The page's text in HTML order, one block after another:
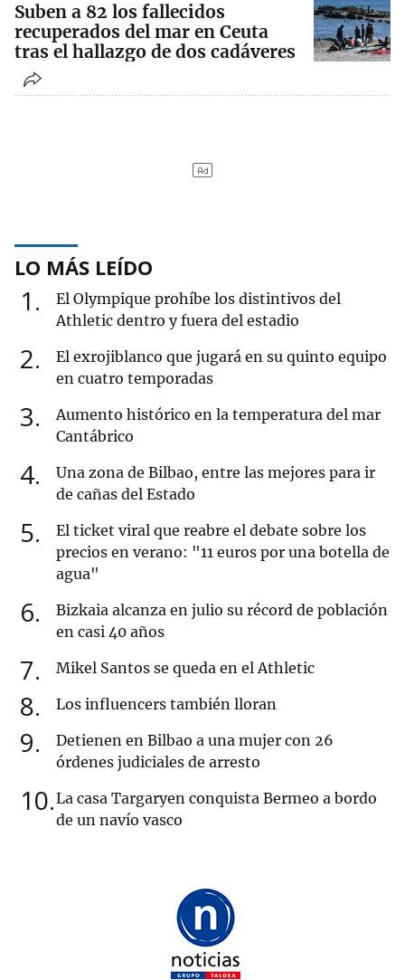
Suben a 82 los fallecidos
recuperados del mar en Ceuta
tras el hallazgo de dos cadáveres
LO MÁS LEÍDO
1
El Olympique prohíbe los distintivos del
Athletic dentro y fuera del estadio
2
El exrojiblanco que jugará en su quinto equipo
en cuatro temporadas
3
Aumento histórico en la temperatura del mar
Cantábrico
4
Una zona de Bilbao, entre las mejores para ir
de cañas del Estado
5
El ticket viral que reabre el debate sobre los
precios en verano: "11 euros por una botella de
agua"
6
Bizkaia alcanza en julio su récord de población
en casi 40 años
7 Mikel Santos se queda en el Athletic
8 Los influencers también lloran
9
Detienen en Bilbao a una mujer con 26
órdenes judiciales de arresto
10 La casa Targaryen conquista Bermeo a bordo
de un navío vasco